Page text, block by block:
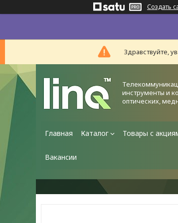
Создать
Здравствуйте,
инструменты и
оптических,
Главная Каталог Товары с
Вакансии